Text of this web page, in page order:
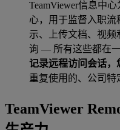
TeamViewer信息中
心，用于监督入职
示、上传文档、视
询 — 所有这些都在一
记录远程访问会话，
重复使用的、公司特
TeamViewer